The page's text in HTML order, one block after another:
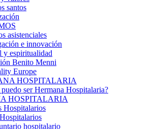
santos
asistenciales
e innovación
y espiritualidad
Benito Menni
Europe
HOSPITALARIA
ser Hermana Hospitalaria?
HOSPITALARIA
Hospitalarios
hospitalario